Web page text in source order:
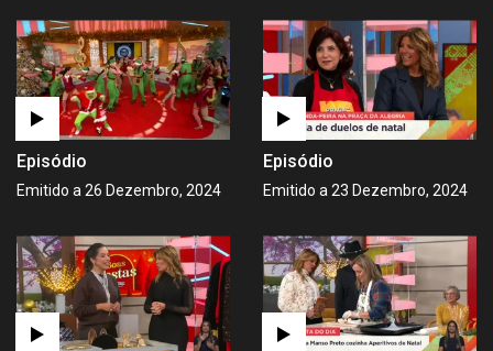
Episódio
Emitido a 26 Dezembro, 2024
Episódio
Emitido a 23 Dezembro, 2024